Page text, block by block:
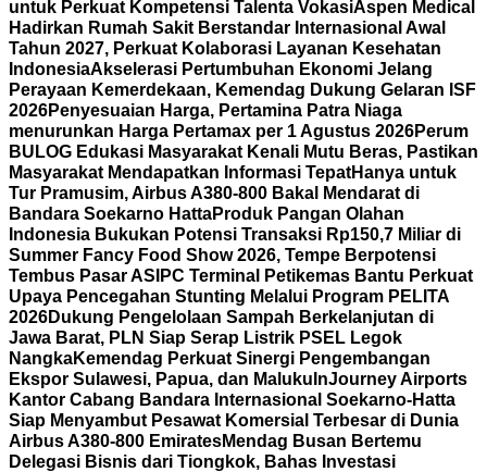
untuk Perkuat Kompetensi Talenta VokasiAspen Medical
Hadirkan Rumah Sakit Berstandar Internasional Awal
Tahun 2027, Perkuat Kolaborasi Layanan Kesehatan
IndonesiaAkselerasi Pertumbuhan Ekonomi Jelang
Perayaan Kemerdekaan, Kemendag Dukung Gelaran ISF
2026Penyesuaian Harga, Pertamina Patra Niaga
menurunkan Harga Pertamax per 1 Agustus 2026Perum
BULOG Edukasi Masyarakat Kenali Mutu Beras, Pastikan
Masyarakat Mendapatkan Informasi TepatHanya untuk
Tur Pramusim, Airbus A380-800 Bakal Mendarat di
Bandara Soekarno HattaProduk Pangan Olahan
Indonesia Bukukan Potensi Transaksi Rp150,7 Miliar di
Summer Fancy Food Show 2026, Tempe Berpotensi
Tembus Pasar AS IPC Terminal Petikemas Bantu Perkuat
Upaya Pencegahan Stunting Melalui Program PELITA
2026Dukung Pengelolaan Sampah Berkelanjutan di
Jawa Barat, PLN Siap Serap Listrik PSEL Legok
NangkaKemendag Perkuat Sinergi Pengembangan
Ekspor Sulawesi, Papua, dan Maluku InJourney Airports
Kantor Cabang Bandara Internasional Soekarno-Hatta
Siap Menyambut Pesawat Komersial Terbesar di Dunia
Airbus A380-800 EmiratesMendag Busan Bertemu
Delegasi Bisnis dari Tiongkok, Bahas Investasi